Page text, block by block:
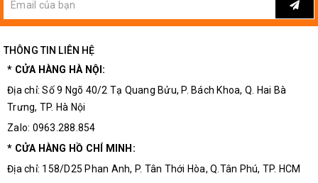
THÔNG TIN LIÊN HỆ
* CỬA HÀNG HÀ NỘI:
Địa chỉ: Số 9 Ngõ 40/2 Tạ Quang Bửu, P. Bách Khoa, Q. Hai Bà
Trưng, TP. Hà Nội
Zalo: 0963.288.854
* CỬA HÀNG HỒ CHÍ MINH:
Địa chỉ: 158/D25 Phan Anh, P. Tân Thới Hòa, Q.Tân Phú, TP. HCM